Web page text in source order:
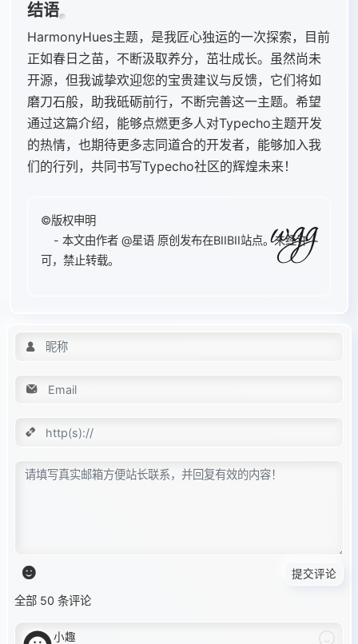
结语
HarmonyHues主题，是我匠心独运的一次探索，目前
正如春日之苗，不断汲取养分，茁壮成长。虽然尚未
开源，但我诚挚欢迎您的宝贵建议与反馈，它们将如
磨刀石般，助我砥砺前行，不断完善这一主题。希望
通过这篇介绍，能够点燃更多人对Typecho主题开发
的热情，也期待更多志同道合的开发者，能够加入我
们的行列，共同书写Typecho社区的辉煌未来！
©版权申明
- 本文由作者 @星语 原创发布在BIIBII站点。未经许
可，禁止转载。
提交评论
全部 50 条评论
小趣